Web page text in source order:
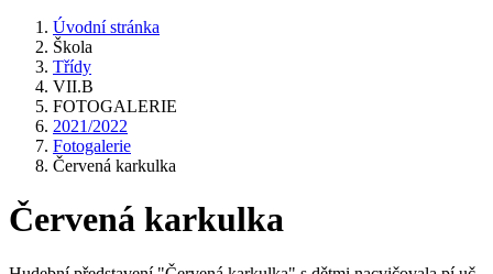
Úvodní stránka
Škola
Třídy
VII.B
FOTOGALERIE
2021/2022
Fotogalerie
Červená karkulka
Červená karkulka